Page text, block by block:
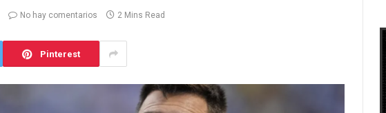
No hay comentarios 2 Mins Read
Pinterest